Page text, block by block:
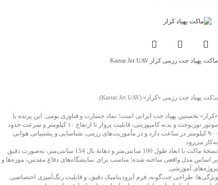
ماکت پهپاد جت رزمی کرار Karrar Jet UAV
ماکت پهپاد جت رزمی «کرار» (Karrar Jet UAV)
«کرار» نخستین پهپاد جت ایرانی است؛ نماد جسارت و فناوری بومی. این پرنده با
موتور توربوجت و بدنه کامپوزیتی، قابلیت پرواز تا ارتفاع ۱۰ کیلومتر و سرعت حدود
۹۰۰ کیلومتر در ساعت دارد و در مأموریت‌های رزمی، شناسایی و پشتیبانی هوایی
به‌کار می‌رود.
نسخهٔ ماکت با ابعاد طول 190 سانتی‌متر و دهانهٔ بال 154 سانتی‌متر، به‌صورت دقیق
بر اساس مدل واقعی ساخته شده؛ مناسب برای نمایشگاه‌های دفاع مقدس، موزه‌ها و
پروژه‌های آموزشی.
ویژگی‌ها: طراحی جت‌گونه، فرم آیرودینامیک دقیق، و قابلیت رنگ‌آمیزی اختصاصی.